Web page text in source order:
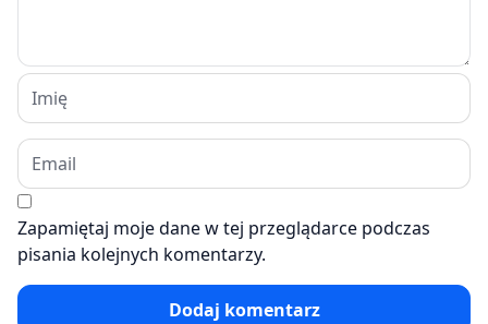
Zapamiętaj moje dane w tej przeglądarce podczas
pisania kolejnych komentarzy.
Dodaj komentarz